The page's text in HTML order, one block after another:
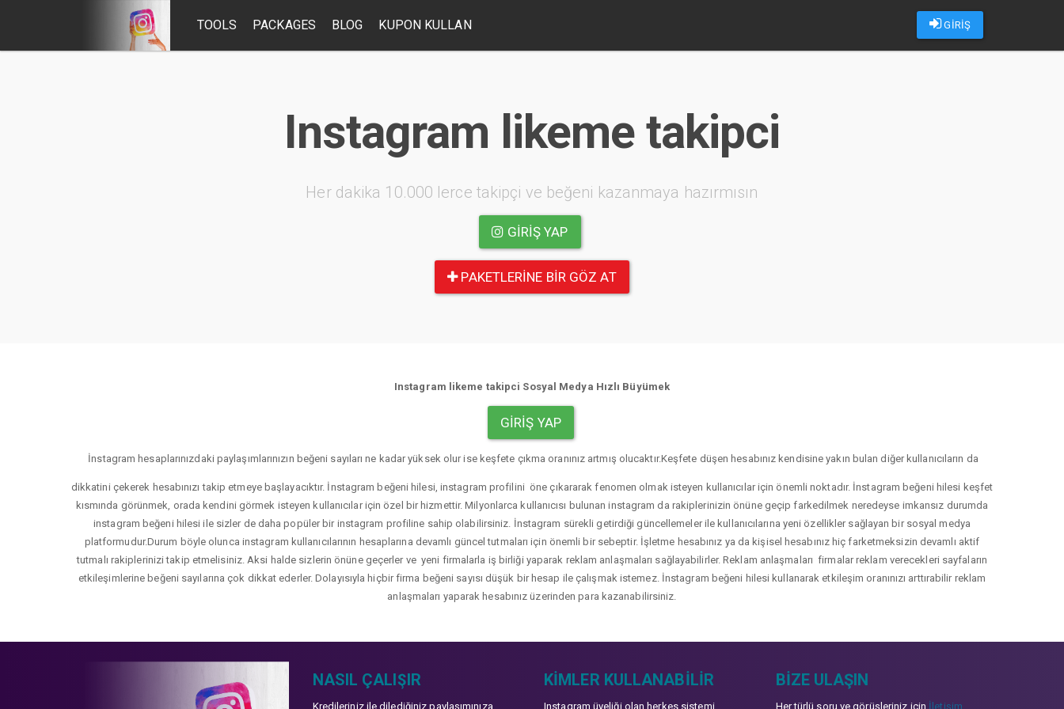
GİRİŞ
TOOLS PACKAGES BLOG KUPON KULLAN
Instagram likeme takipci
Her dakika 10.000 lerce takipçi ve beğeni kazanmaya hazırmısın
GIRIŞ YAP
PAKETLERINE BIR GÖZ AT
Instagram likeme takipci Sosyal Medya Hızlı Büyümek
GIRIŞ YAP
İnstagram hesaplarınızdaki paylaşımlarınızın beğeni sayıları ne kadar yüksek olur ise keşfete çıkma oranınız artmış olucaktır.Keşfete düşen hesabınız kendisine yakın bulan diğer kullanıcıların da
dikkatini çekerek hesabınızı takip etmeye başlayacıktır. İnstagram beğeni hilesi, instagram profilini öne çıkararak fenomen olmak isteyen kullanıcılar için önemli noktadır. İnstagram beğeni hilesi keşfet
kısmında görünmek, orada kendini görmek isteyen kullanıcılar için özel bir hizmettir. Milyonlarca kullanıcısı bulunan instagram da rakiplerinizin önüne geçip farkedilmek neredeyse imkansız durumda
instagram beğeni hilesi ile sizler de daha popüler bir instagram profiline sahip olabilirsiniz. İnstagram sürekli getirdiği güncellemeler ile kullanıcılarına yeni özellikler sağlayan bir sosyal medya
platformudur.Durum böyle olunca instagram kullanıcılarının hesaplarına devamlı güncel tutmaları için önemli bir sebeptir. İşletme hesabınız ya da kişisel hesabınız hiç farketmeksizin devamlı aktif
tutmalı rakiplerinizi takip etmelisiniz. Aksi halde sizlerin önüne geçerler ve yeni firmalarla iş birliği yaparak reklam anlaşmaları sağlayabilirler. Reklam anlaşmaları firmalar reklam verecekleri sayfaların
etkileşimlerine beğeni sayılarına çok dikkat ederler. Dolayısıyla hiçbir firma beğeni sayısı düşük bir hesap ile çalışmak istemez. İnstagram beğeni hilesi kullanarak etkileşim oranınızı arttırabilir reklam
anlaşmaları yaparak hesabınız üzerinden para kazanabilirsiniz.
NASIL ÇALIŞIR
Kredileriniz ile dilediğiniz paylaşımınıza
KIMLER KULLANABILIR
Instagram üyeliği olan herkes sistemi
BIZE ULAŞIN
Her türlü soru ve görüşleriniz için İletişim